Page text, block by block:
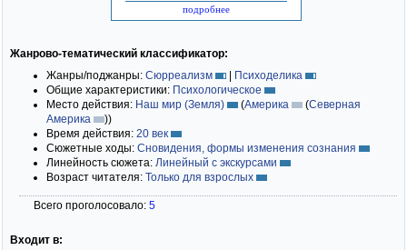
подробнее
Жанрово-тематический классификатор:
Жанры/поджанры: Сюрреализм | Психоделика
Общие характеристики: Психологическое
Место действия: Наш мир (Земля) (Америка (Северная
Америка
))
Время действия: 20 век
Сюжетные ходы: Сновидения, формы изменения сознания
Линейность сюжета: Линейный с экскурсами
Возраст читателя: Только для взрослых
Всего проголосовало: 5
Входит в: